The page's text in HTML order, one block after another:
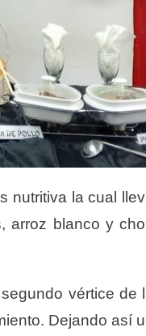
nutritiva la cual
arroz blanco y
vértice de
Dejando así